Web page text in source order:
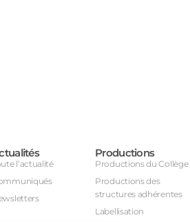
l’actualité
Productions
Productions du Collège
Productions des
structures adhérentes
Labellisation